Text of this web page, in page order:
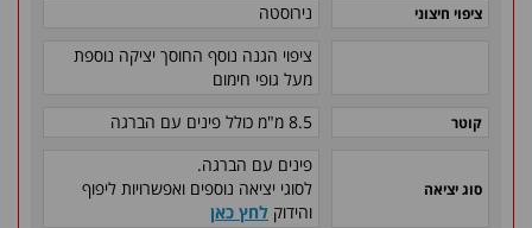
ציפוי חיצוני
נירוסטה
ציפוי הגנה נוסף החוסך יציקה נוספת
מעל גופי חימום
קוטר 8.5 מ"מ כולל פינים עם הברגה
סוג יציאה
פינים עם הברגה.
לסוגי יציאה נוספים ואפשרויות ליפוף
והידוק לחץ כאן